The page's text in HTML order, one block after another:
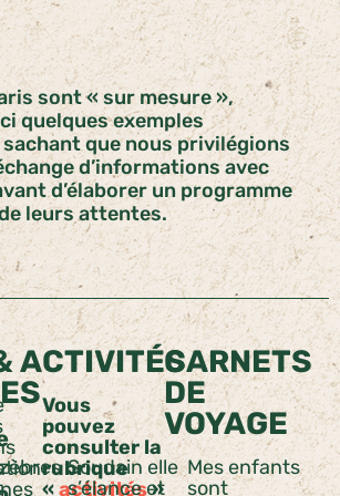
sont « sur mesure »,
quelques exemples
que nous privilégions
d’informations avec
d’élaborer un programme
leurs attentes.
ACTIVITÉS
Vous
pouvez
consulter la
rubrique
«activités»
CARNETS
DE
VOYAGE
Soudain elle
s’élance et
Mes enfants
sont